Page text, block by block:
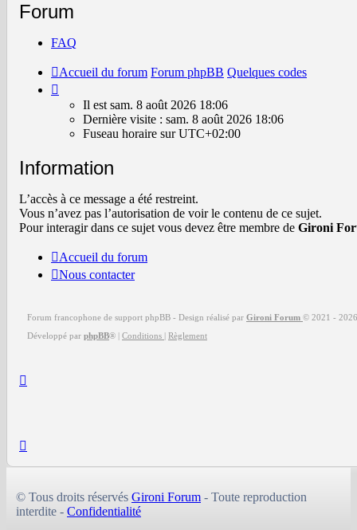
Forum
FAQ
Accueil du forum Forum phpBB Quelques codes
est
sam.
18:06
Il est sam. 8 août 2026 18:06
Dernière visite : sam. 8 août 2026 18:06
Fuseau horaire surUTC+02:00
Information
L’accès à ce message a été restreint.
Vous n’avez pas l’autorisation de voir le contenu de ce sujet.
Pour interagir dans ce sujet vous devez être membre de Gironi
Accueil du forum
Nous contacter
Forum francophone de support phpBB - Design réalisé par Gironi Forum © 2021 - 2026
Développé par phpBB® | Conditions | Règlement
© Tous droits réservés Gironi Forum - Toute reproduction
interdite - Confidentialité